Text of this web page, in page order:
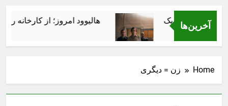
آخرین‌ها هالیوود امروز؛ از کارخانه
Home زن = دیگری